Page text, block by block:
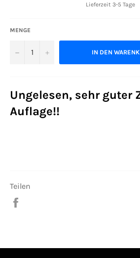
Lieferzeit 3-5 Tage
MENGE
− + IN DEN
Ungelesen, sehr guter
Auflage!!
Teilen